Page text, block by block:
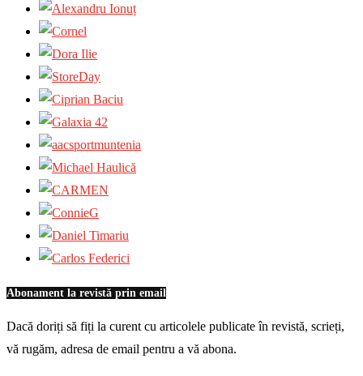
Abonament la revistă prin email
Dacă doriți să fiți la curent cu articolele publicate în revistă, scrieți,
vă rugăm, adresa de email pentru a vă abona.